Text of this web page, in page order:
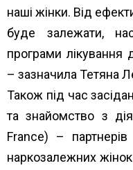
наші жінки. Від
буде залежати,
програми лікування
– зазначила Тетяна
Також під час
та знайомство з
France) – партнерів
наркозалежних